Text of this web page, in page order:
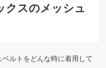
クスのメッシュ
ルトをどんな時に着用して